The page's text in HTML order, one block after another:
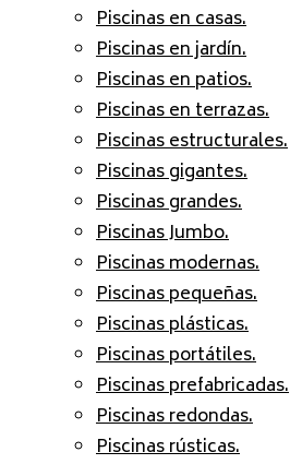
Piscinas en casas.
Piscinas en jardín.
Piscinas en patios.
Piscinas en terrazas.
Piscinas estructurales.
Piscinas gigantes.
Piscinas grandes.
Piscinas Jumbo.
Piscinas modernas.
Piscinas pequeñas.
Piscinas plásticas.
Piscinas portátiles.
Piscinas prefabricadas.
Piscinas redondas.
Piscinas rústicas.